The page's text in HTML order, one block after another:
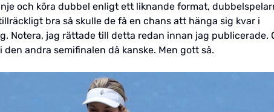
och köra dubbel enligt ett liknande format,
bra så skulle de få en chans att hänga sig kvar i
Notera, jag rättade till detta redan innan jag publicerade.
andra semifinalen då kanske. Men gott så.